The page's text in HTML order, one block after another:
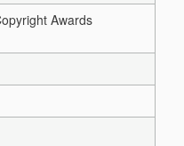
Awards